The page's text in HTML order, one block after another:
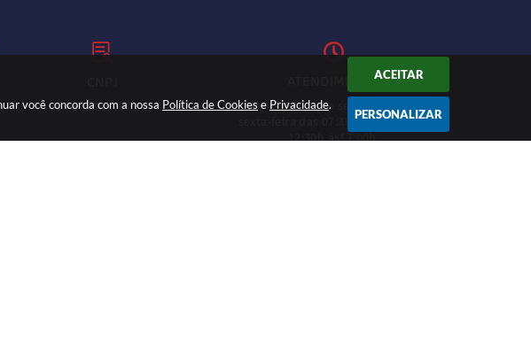
você concorda com a nossa Política de Cookies e Privacidade.
ACEITAR
PERSONALIZAR
59.767.921/0001-27
ATENDIMENTO
Atendimento de segunda-feira a
sexta-feira das 07:30h às 11h e das
12:30h às17:00h.